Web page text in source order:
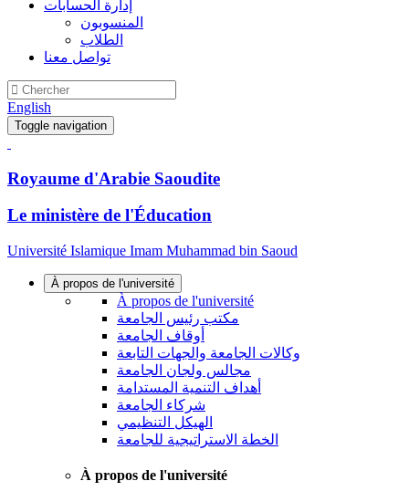
إدارة الحسابات
المنسوبون
الطلاب
تواصل معنا
English
Toggle navigation
Royaume d'Arabie Saoudite
Le ministère de l'Éducation
Université Islamique Imam Muhammad bin Saoud
À propos de l'université
À propos de l'université
مكتب رئيس الجامعة
أوقاف الجامعة
وكالات الجامعة والجهات التابعة
مجالس ولجان الجامعة
أهداف التنمية المستدامة
شركاء الجامعة
الهيكل التنظيمي
الخطة الاستراتيجية للجامعة
À propos de l'université